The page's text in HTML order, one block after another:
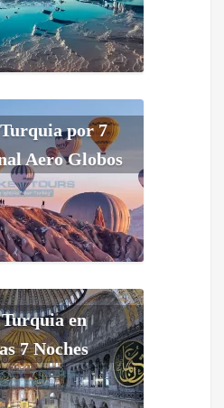
por 7
Aero Globos
en
7 Noches